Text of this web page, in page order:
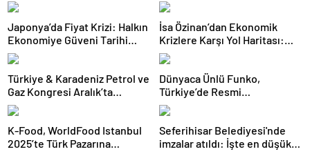
Japonya’da Fiyat Krizi: Halkın
Ekonomiye Güveni Tarihi
Dipte
İsa Özinan’dan Ekonomik
Krizlere Karşı Yol Haritası:
Şirketler Neyi Doğru Yapmalı?
Türkiye & Karadeniz Petrol ve
Gaz Kongresi Aralık’ta
Ankara’da
Dünyaca Ünlü Funko,
Türkiye’de Resmi
Distribütörü Olarak Monkey
Distribution’ı Seçti
K-Food, WorldFood Istanbul
2025’te Türk Pazarına
Seferihisar Belediyesi'nde
imzalar atıldı: İşte en düşük